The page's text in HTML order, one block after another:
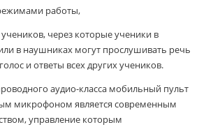
работы,
через которые ученики в
в наушниках могут прослушивать речь
и ответы всех других учеников.
аудио-класса мобильный пульт
микрофоном является современным
управление которым